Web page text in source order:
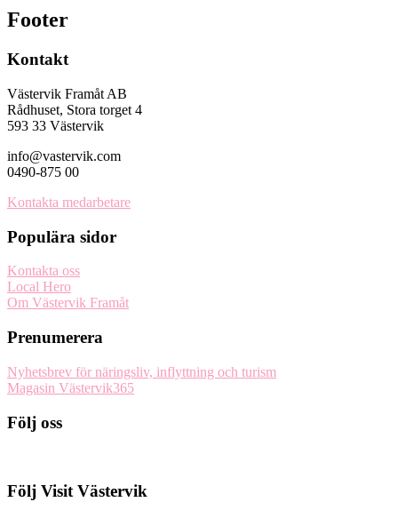
Footer
Kontakt
Västervik Framåt AB
Rådhuset, Stora torget 4
593 33 Västervik
info@vastervik.com
0490-875 00
Kontakta medarbetare
Populära sidor
Kontakta oss
Local Hero
Om Västervik Framåt
Prenumerera
Nyhetsbrev för näringsliv, inflyttning och turism
Magasin Västervik365
Följ oss
Följ Visit Västervik